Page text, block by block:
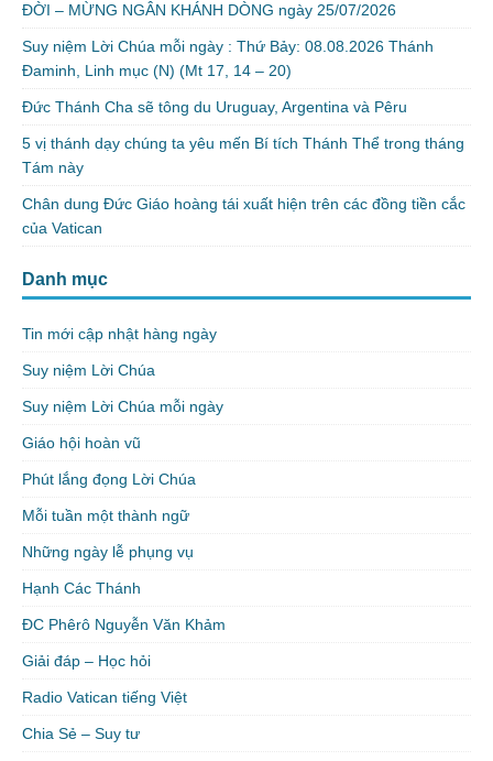
ĐỜI – MỪNG NGÂN KHÁNH DÒNG ngày 25/07/2026
Suy niệm Lời Chúa mỗi ngày : Thứ Bảy: 08.08.2026 Thánh
Đaminh, Linh mục (N) (Mt 17, 14 – 20)
Đức Thánh Cha sẽ tông du Uruguay, Argentina và Pêru
5 vị thánh dạy chúng ta yêu mến Bí tích Thánh Thể trong tháng
Tám này
Chân dung Đức Giáo hoàng tái xuất hiện trên các đồng tiền cắc
của Vatican
Danh mục
Tin mới cập nhật hàng ngày
Suy niệm Lời Chúa
Suy niệm Lời Chúa mỗi ngày
Giáo hội hoàn vũ
Phút lắng đọng Lời Chúa
Mỗi tuần một thành ngữ
Những ngày lễ phụng vụ
Hạnh Các Thánh
ĐC Phêrô Nguyễn Văn Khảm
Giải đáp – Học hỏi
Radio Vatican tiếng Việt
Chia Sẻ – Suy tư